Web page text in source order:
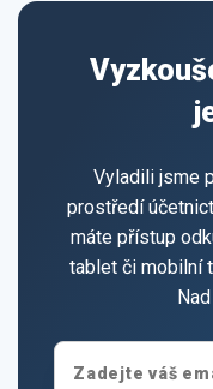
Vyladili jsme
prostředí
máte přístup
tablet či mobilní